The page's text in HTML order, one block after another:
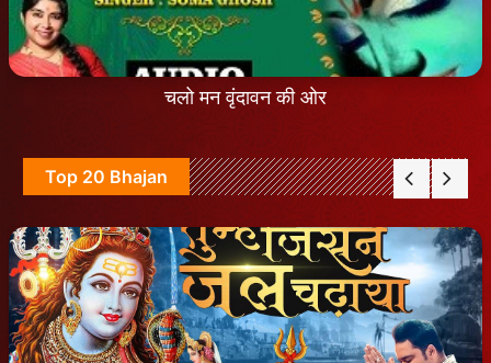
चलो मन वृंदावन की ओर
Top 20 Bhajan